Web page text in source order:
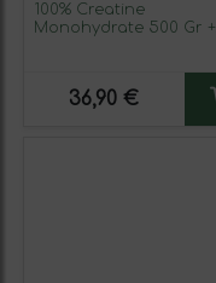
100% Creatine
Monohydrate 500 Gr +
36,90 €